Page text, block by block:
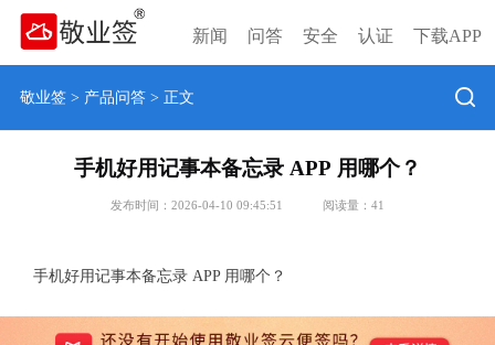
新闻 问答 安全 认证 下载APP
敬业签> 产品问答> 正文
手机好用记事本备忘录 APP 用哪个？
发布时间：2026-04-10 09:45:51 阅读量： 41
手机好用记事本备忘录 APP 用哪个？